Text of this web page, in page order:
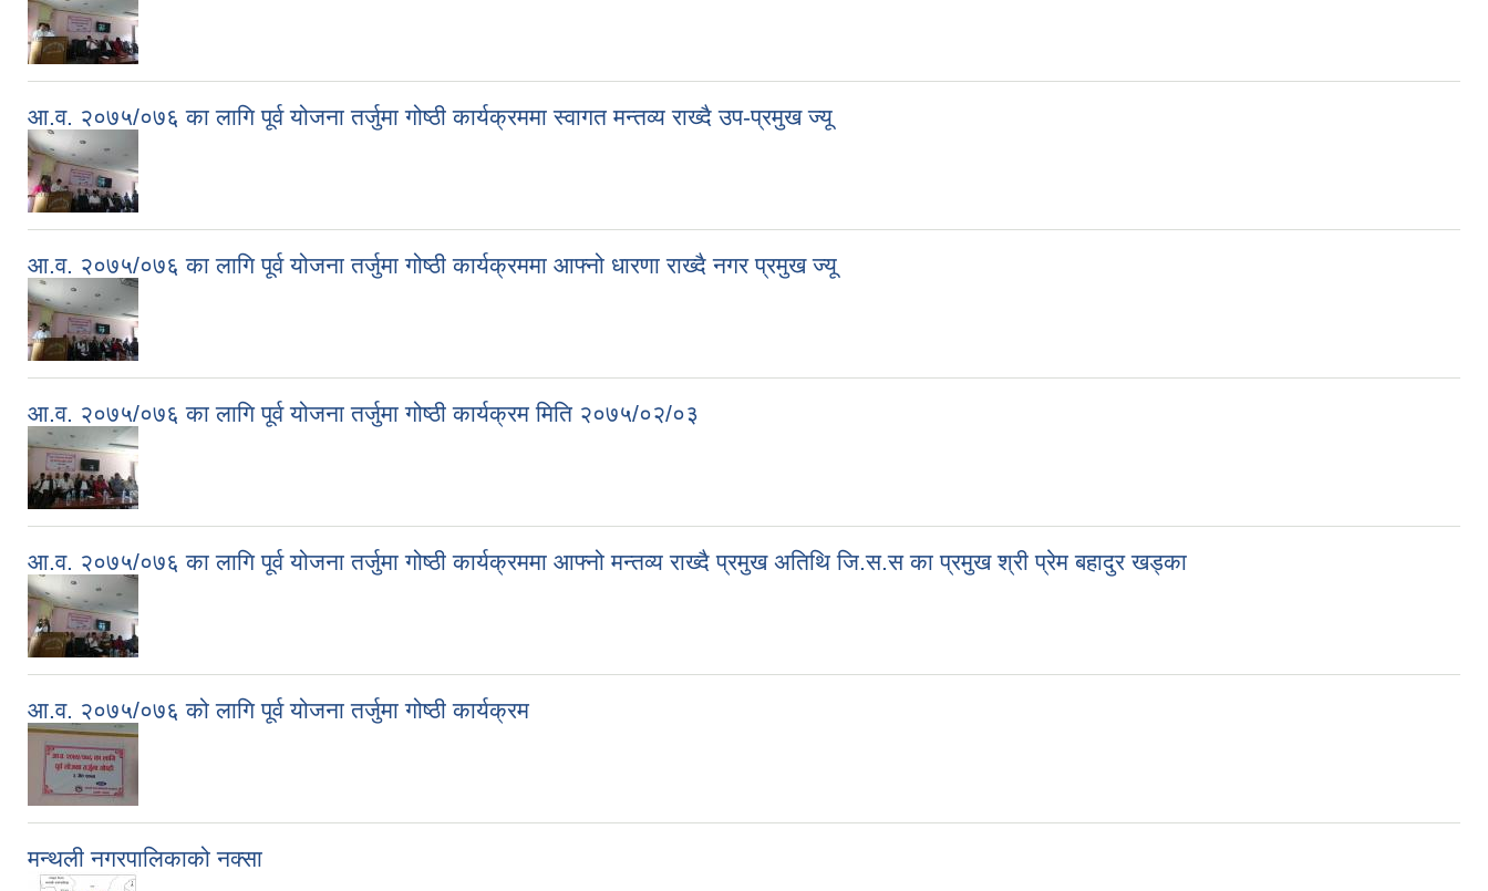
आ.व. २०७५/०७६ का लागि पूर्व योजना तर्जुमा गोष्ठी कार्यक्रममा स्वागत मन्तव्य राख्दै उप-प्रमुख ज्यू
आ.व. २०७५/०७६ का लागि पूर्व योजना तर्जुमा गोष्ठी कार्यक्रममा आफ्नो धारणा राख्दै नगर प्रमुख ज्यू
आ.व. २०७५/०७६ का लागि पूर्व योजना तर्जुमा गोष्ठी कार्यक्रम मिति २०७५/०२/०३
आ.व. २०७५/०७६ का लागि पूर्व योजना तर्जुमा गोष्ठी कार्यक्रममा आफ्नो मन्तव्य राख्दै प्रमुख अतिथि जि.स.स का प्रमुख श्री प्रेम बहादुर खड्का
आ.व. २०७५/०७६ को लागि पूर्व योजना तर्जुमा गोष्ठी कार्यक्रम
मन्थली नगरपालिकाको नक्सा